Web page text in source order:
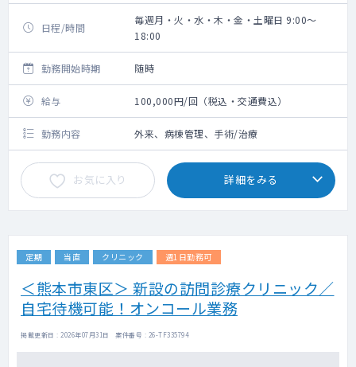
日程/時間
毎週月・火・水・木・金・土曜日 9:00～
18:00
勤務開始時期 随時
給与 100,000円/回（税込・交通費込）
勤務内容 外来、病棟管理、手術/治療
お気に入り 詳細をみる
定期 当直 クリニック 週1日勤務可
＜熊本市東区＞ 新設の訪問診療クリニック／
自宅待機可能！オンコール業務
掲載更新日 : 2026年07月31日 案件番号 : 26-TF335794